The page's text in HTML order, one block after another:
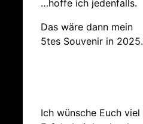
…hoffe ich jedenfalls.
Das wäre dann mein
5tes Souvenir in 2025.
Ich wünsche Euch viel